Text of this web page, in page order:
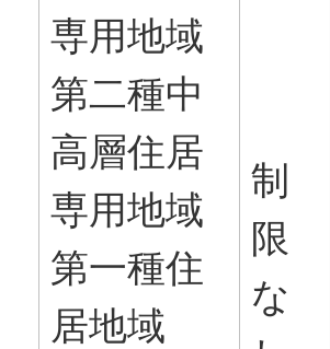
専用地域
第二種中
高層住居
専用地域
第一種住
居地域
制
限
な